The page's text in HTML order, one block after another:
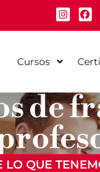
Cursos
de
LO QUE